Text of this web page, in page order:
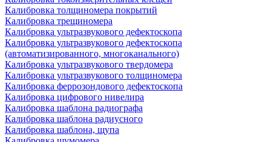
Калибровка толщиномера покрытий
Калибровка трещиномера
Калибровка ультразвукового дефектоскопа
Калибровка ультразвукового дефектоскопа
(автоматизированного, многоканального)
Калибровка ультразвукового твердомера
Калибровка ультразвукового толщиномера
Калибровка феррозондового дефектоскопа
Калибровка цифрового нивелира
Калибровка шаблона радиографа
Калибровка шаблона радиусного
Калибровка шаблона, щупа